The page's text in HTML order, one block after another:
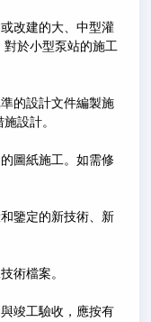
改建的大、中型灌
於小型泵站的施工
的設計文件編製施
設計。
圖紙施工。如需修
鑒定的新技術、新
術檔案。
竣工驗收，應按有